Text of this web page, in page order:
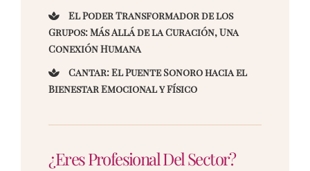
El Poder Transformador de los
Grupos: Más Allá de la Curación, Una
Conexión Humana
Cantar: El Puente Sonoro hacia el
Bienestar Emocional y Físico
¿Eres Profesional Del Sector?